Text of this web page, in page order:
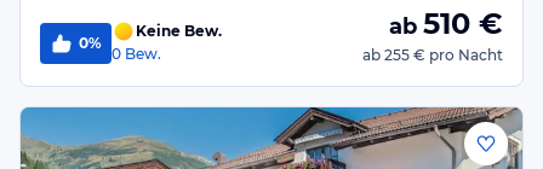
0%
Keine Bew.
0 Bew.
ab 510 €
ab 255 € pro Nacht